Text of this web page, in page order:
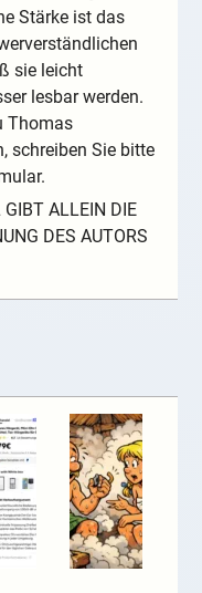
Stärke ist das
sie leicht
lesbar werden.
Thomas
schreiben Sie bitte
GIBT ALLEIN DIE
DES AUTORS